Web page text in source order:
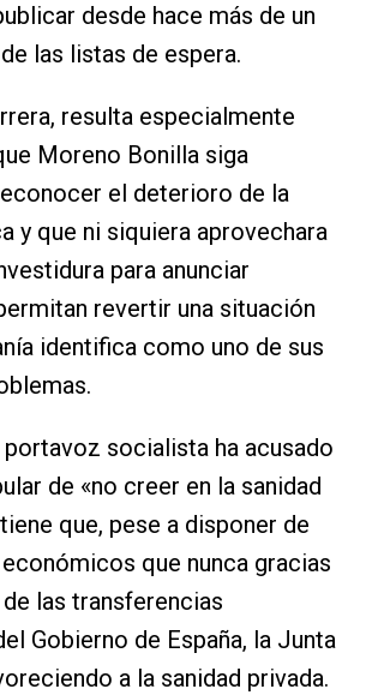
desde hace más de un
las listas de espera.
resulta especialmente
Moreno Bonilla siga
el deterioro de la
y que ni siquiera aprovechara
para anunciar
revertir una situación
identifica como uno de sus
portavoz socialista ha acusado
de «no creer en la sanidad
que, pese a disponer de
que nunca gracias
las transferencias
Gobierno de España, la Junta
a la sanidad privada.